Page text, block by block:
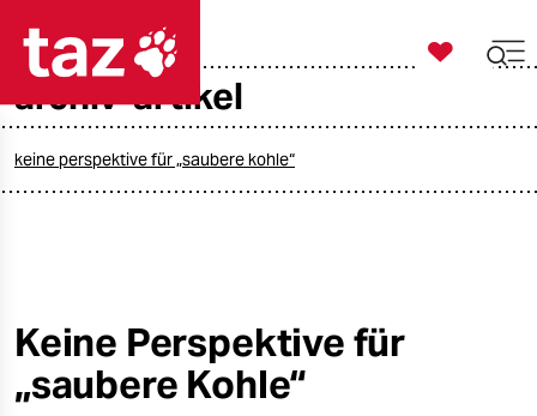
taz zahl ich
öko
gesellschaft

taz zahl ich
archiv-artikel
keine perspektive für „saubere kohle“
Keine Perspektive für
„saubere Kohle“